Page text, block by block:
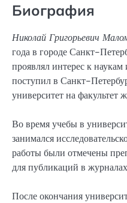
Биография
Николай Григорьевич
года в городе Санкт-
проявлял интерес к
поступил в Санкт-
университет на факультет
Во время учебы в
занимался
работы были отмечены
для публикаций в
После окончания